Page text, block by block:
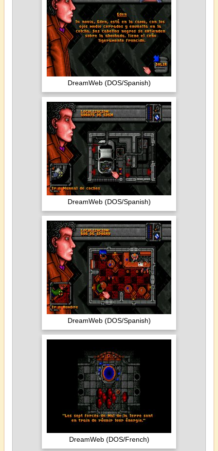
DreamWeb (DOS/Spanish)
DreamWeb (DOS/Spanish)
DreamWeb (DOS/Spanish)
DreamWeb (DOS/French)